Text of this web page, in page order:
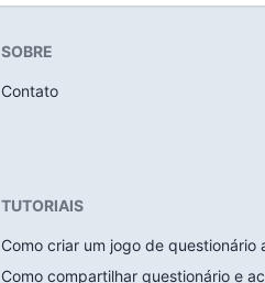
SOBRE
Contato
TUTORIAIS
Como criar um jogo de questionário
Como compartilhar questionário e